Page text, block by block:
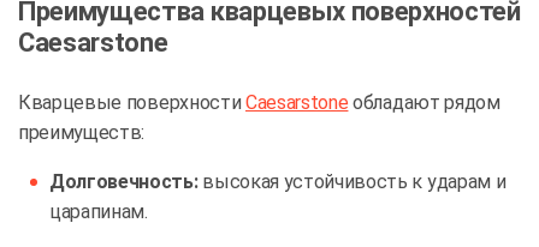
Преимущества кварцевых поверхностей
Caesarstone
Кварцевые поверхности Caesarstone обладают рядом
преимуществ:
Долговечность:высокая устойчивость к ударам и
царапинам.